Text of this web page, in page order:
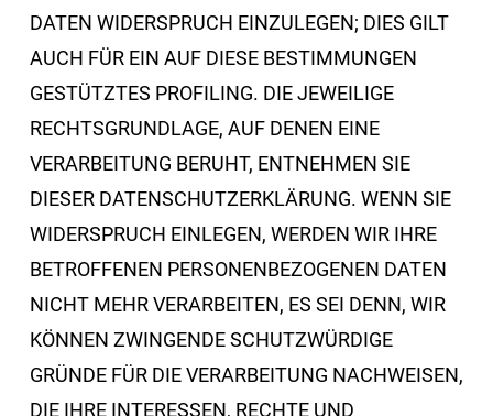
DATEN WIDERSPRUCH EINZULEGEN; DIES GILT
AUCH FÜR EIN AUF DIESE BESTIMMUNGEN
GESTÜTZTES PROFILING. DIE JEWEILIGE
RECHTSGRUNDLAGE, AUF DENEN EINE
VERARBEITUNG BERUHT, ENTNEHMEN SIE
DIESER DATENSCHUTZERKLÄRUNG. WENN SIE
WIDERSPRUCH EINLEGEN, WERDEN WIR IHRE
BETROFFENEN PERSONENBEZOGENEN DATEN
NICHT MEHR VERARBEITEN, ES SEI DENN, WIR
KÖNNEN ZWINGENDE SCHUTZWÜRDIGE
GRÜNDE FÜR DIE VERARBEITUNG NACHWEISEN,
DIE IHRE INTERESSEN, RECHTE UND